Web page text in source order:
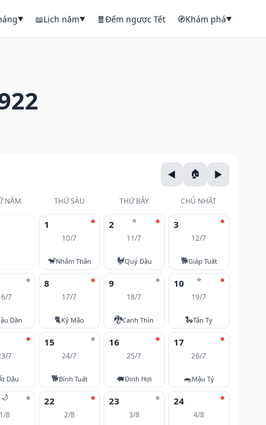
▼ 📖Lịch năm▼ 🧧Đếm ngược Tết 🧭Khám phá▼
NĂM THỨ SÁU THỨ BẢY CHỦ NHẬT
1
10/7
🐒Nhâm Thân
⭐
2
11/7
🐓Quý Dậu
3
12/7
🐕Giáp Tuất
7
Dần
8
17/7
🐈Kỷ Mão
9
18/7
🐉Canh Thìn
⭐
10
19/7
🐍Tân Tỵ
7
Dậu
15
24/7
🐕Bính Tuất
16
25/7
🐖Đinh Hợi
17
26/7
🐀Mậu Tý
🌙
1/8
22
2/8
23
3/8
24
4/8